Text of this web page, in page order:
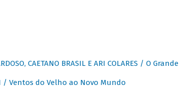
CAETANO BRASIL E ARI COLARES / O
/ Ventos do Velho ao Novo Mundo